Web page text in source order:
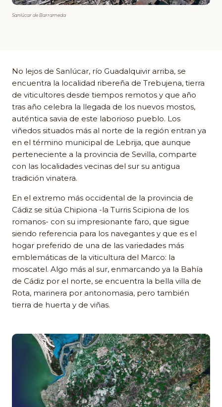
Sanlúcar de Barrameda
No lejos de Sanlúcar, río Guadalquivir arriba, se
encuentra la localidad ribereña de Trebujena, tierra
de viticultores desde tiempos remotos y que año
tras año celebra la llegada de los nuevos mostos,
auténtica savia de este laborioso pueblo. Los
viñedos situados más al norte de la región entran ya
en el término municipal de Lebrija, que aunque
perteneciente a la provincia de Sevilla, comparte
con las localidades vecinas del sur su antigua
tradición vinatera.
En el extremo más occidental de la provincia de
Cádiz se sitúa Chipiona -la Turris Scipiona de los
romanos- con su impresionante faro, que sigue
siendo referencia para los navegantes y que es el
hogar preferido de una de las variedades más
emblemáticas de la viticultura del Marco: la
moscatel. Algo más al sur, enmarcando ya la Bahía
de Cádiz por el norte, se encuentra la bella villa de
Rota, marinera por antonomasia, pero también
tierra de huerta y de viñas.